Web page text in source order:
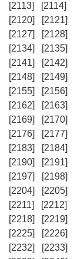
[2113]
[2114]
[2120]
[2121]
[2127]
[2128]
[2134]
[2135]
[2141]
[2142]
[2148]
[2149]
[2155]
[2156]
[2162]
[2163]
[2169]
[2170]
[2176]
[2177]
[2183]
[2184]
[2190]
[2191]
[2197]
[2198]
[2204]
[2205]
[2211]
[2212]
[2218]
[2219]
[2225]
[2226]
[2232]
[2233]